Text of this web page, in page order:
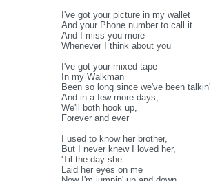
I've got your picture in my wallet
And your Phone number to call it
And I miss you more
Whenever I think about you
I've got your mixed tape
In my Walkman
Been so long since we've been talkin'
And in a few more days,
We'll both hook up,
Forever and ever
I used to know her brother,
But I never knew I loved her,
'Til the day she
Laid her eyes on me